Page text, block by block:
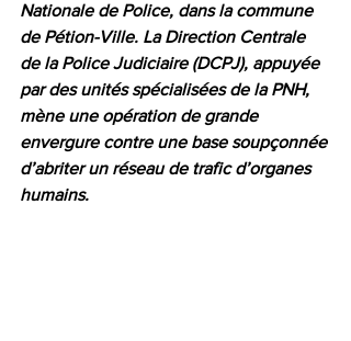
Nationale de Police, dans la commune
de Pétion-Ville. La Direction Centrale
de la Police Judiciaire (DCPJ), appuyée
par des unités spécialisées de la PNH,
mène une opération de grande
envergure contre une base soupçonnée
d’abriter un réseau de trafic d’organes
humains.